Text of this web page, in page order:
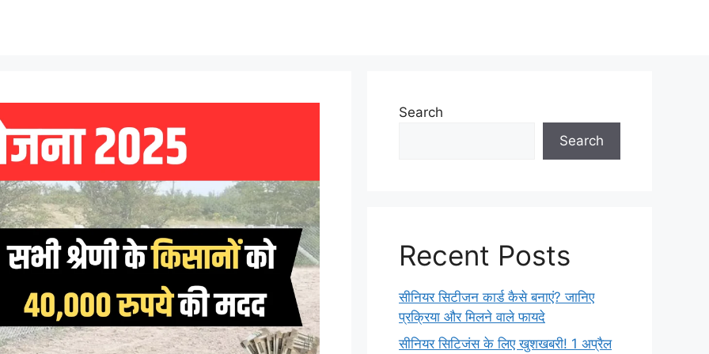
Search
Search
Recent Posts
सीनियर सिटीजन कार्ड कैसे बनाएं? जानिए
प्रक्रिया और मिलने वाले फायदे
सीनियर सिटिजंस के लिए खुशखबरी! 1 अप्रैल